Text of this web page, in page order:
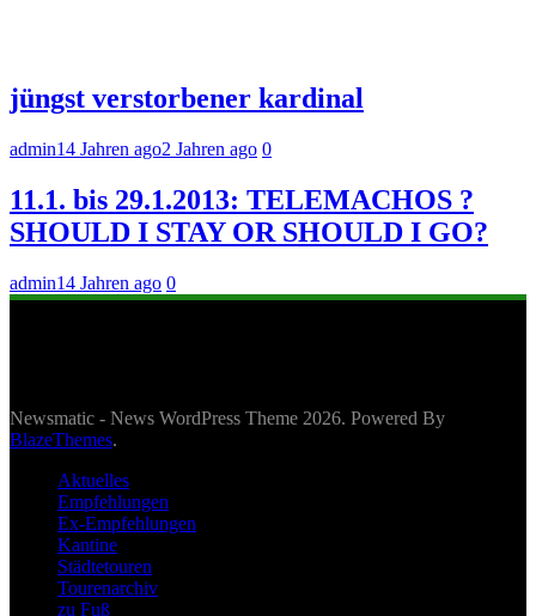
jüngst verstorbener kardinal
admin14 Jahren ago2 Jahren ago 0
11.1. bis 29.1.2013: TELEMACHOS ?
SHOULD I STAY OR SHOULD I GO?
admin14 Jahren ago 0
Newsmatic - News WordPress Theme 2026. Powered By
BlazeThemes.
Aktuelles
Empfehlungen
Ex-Empfehlungen
Kantine
Städtetouren
Tourenarchiv
zu Fuß